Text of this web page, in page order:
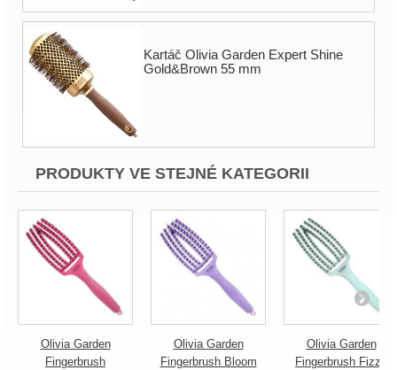
Kartáč Olivia Garden Expert Shine
Gold&Brown 55 mm
PRODUKTY VE STEJNÉ KATEGORII
Olivia Garden
Fingerbrush
Olivia Garden
Fingerbrush Bloom
Olivia Garden
Fingerbrush Fizzy